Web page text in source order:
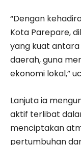
“Dengan
Kota Parepare,
yang kuat
daerah, guna
ekonomi lokal,”
Lanjuta ia
aktif terlibat
menciptakan
pertumbuhan